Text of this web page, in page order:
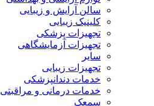
سالن آرایش و زیبایی
کلینیک زیبایی
تجهیزات پزشکی
تجهیزات آزمایشگاهی
سایر
تجهیزات زیبایی
خدمات دندانپزشکی
خدمات درمانی و مراقبتی
سمعک